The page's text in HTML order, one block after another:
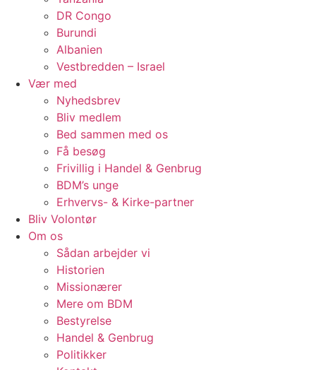
DR Congo
Burundi
Albanien
Vestbredden – Israel
Vær med
Nyhedsbrev
Bliv medlem
Bed sammen med os
Få besøg
Frivillig i Handel & Genbrug
BDM’s unge
Erhvervs- & Kirke-partner
Bliv Volontør
Om os
Sådan arbejder vi
Historien
Missionærer
Mere om BDM
Bestyrelse
Handel & Genbrug
Politikker